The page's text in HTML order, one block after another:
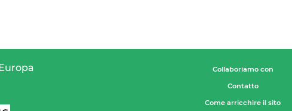
Collaboriamo con
Contatto
Come arricchire il sito